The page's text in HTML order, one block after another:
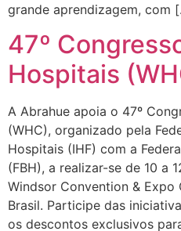
grande aprendizagem, com
47º
Hospitais
A Abrahue apoia o 47º
(WHC), organizado pela
Hospitais (IHF) com a
(FBH), a realizar-se de 10 a
Windsor Convention & Expo
Brasil. Participe das
os descontos exclusivos